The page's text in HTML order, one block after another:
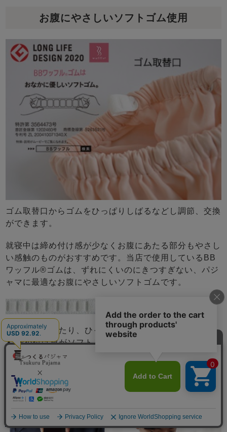
メニュー
お腹にやさしいソフトゴム使用
ゴム取替口からゴムをひっぱりしばるなどし調節、交換
ができます。
就寝中は締め付け感が少なくお腹にあたる部分もやさし
い感触のものがおすすめです。当店で使用しているBB
ワッフル®ゴムは、ずれにくいのにきつすぎない、パジ
ャマに最適なお腹にやさしいソフトゴムです。
ゴムが折れたり、ひっくり返りにくい
締め付け感がソフト
肌触りが良い
洗濯しても効果が持続